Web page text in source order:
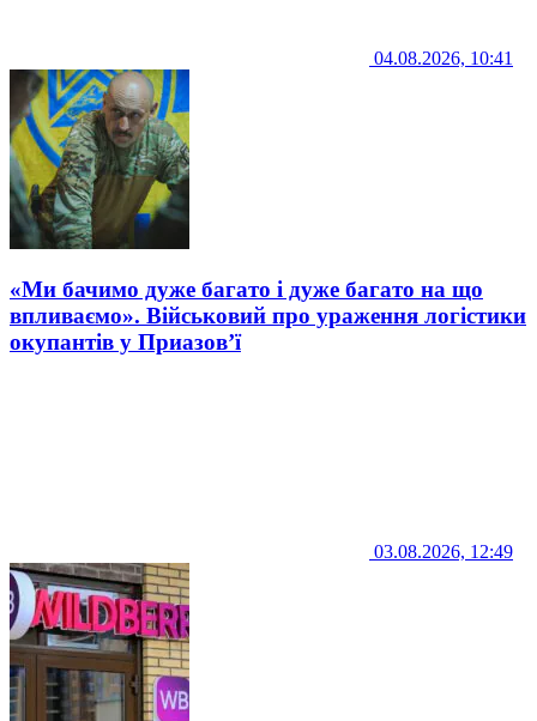
04.08.2026, 10:41
«Ми бачимо дуже багато і дуже багато на що
впливаємо». Військовий про ураження логістики
окупантів у Приазов’ї
03.08.2026, 12:49